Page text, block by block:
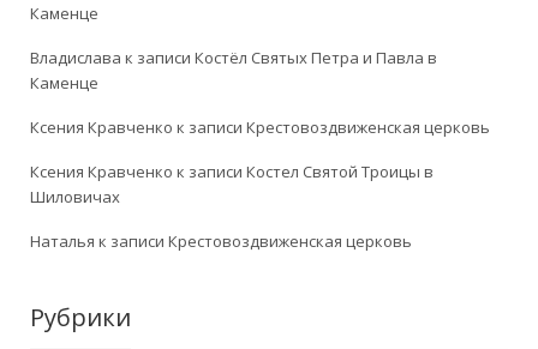
Каменце
Владислава к записи Костёл Святых Петра и Павла в
Каменце
Ксения Кравченко к записи Крестовоздвиженская церковь
Ксения Кравченко к записи Костел Святой Троицы в
Шиловичах
Наталья к записи Крестовоздвиженская церковь
Рубрики